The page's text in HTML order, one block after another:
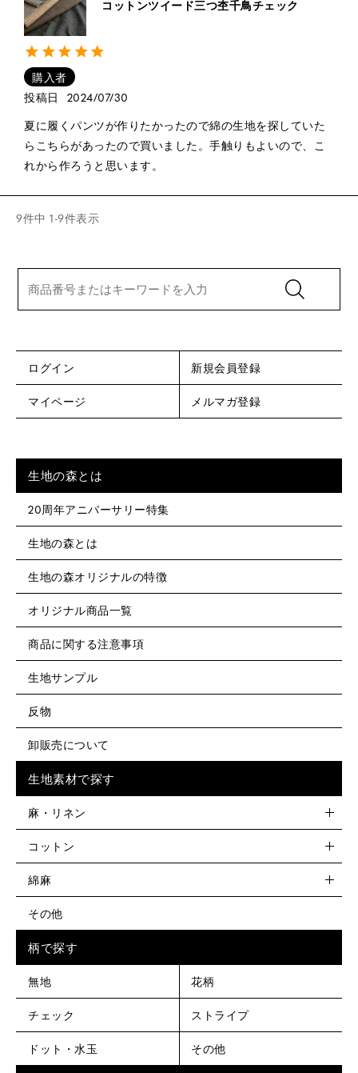
コットンツイード三つ杢千鳥チェック
購入者
投稿日
2024/07/30
夏に履くパンツが作りたかったので綿の生地を探していた
らこちらがあったので買いました。手触りもよいので、こ
れから作ろうと思います。
9件中 1-9件表示
ログイン 新規会員登録
マイページ メルマガ登録
生地の森とは
20周年アニバーサリー特集
生地の森とは
生地の森オリジナルの特徴
オリジナル商品一覧
商品に関する注意事項
生地サンプル
反物
卸販売について
生地素材で探す
麻・リネン
コットン
綿麻
その他
柄で探す
無地 花柄
チェック ストライプ
ドット・水玉 その他